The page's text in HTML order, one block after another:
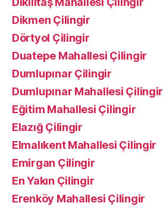
Dikmen Çilingir
Dörtyol Çilingir
Duatepe Mahallesi Çilingir
Dumlupınar Çilingir
Dumlupınar Mahallesi Çilingir
Eğitim Mahallesi Çilingir
Elazığ Çilingir
Elmalıkent Mahallesi Çilingir
Emirgan Çilingir
En Yakın Çilingir
Erenköy Mahallesi Çilingir